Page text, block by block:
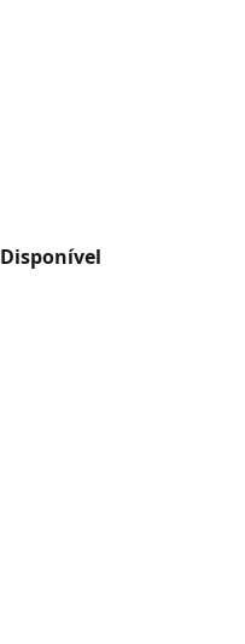
Disponível